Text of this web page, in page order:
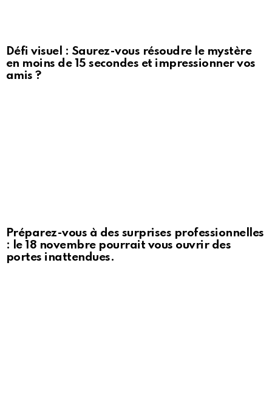
Défi visuel : Saurez-vous résoudre le mystère
en moins de 15 secondes et impressionner vos
amis ?
Préparez-vous à des surprises professionnelles
: le 18 novembre pourrait vous ouvrir des
portes inattendues.